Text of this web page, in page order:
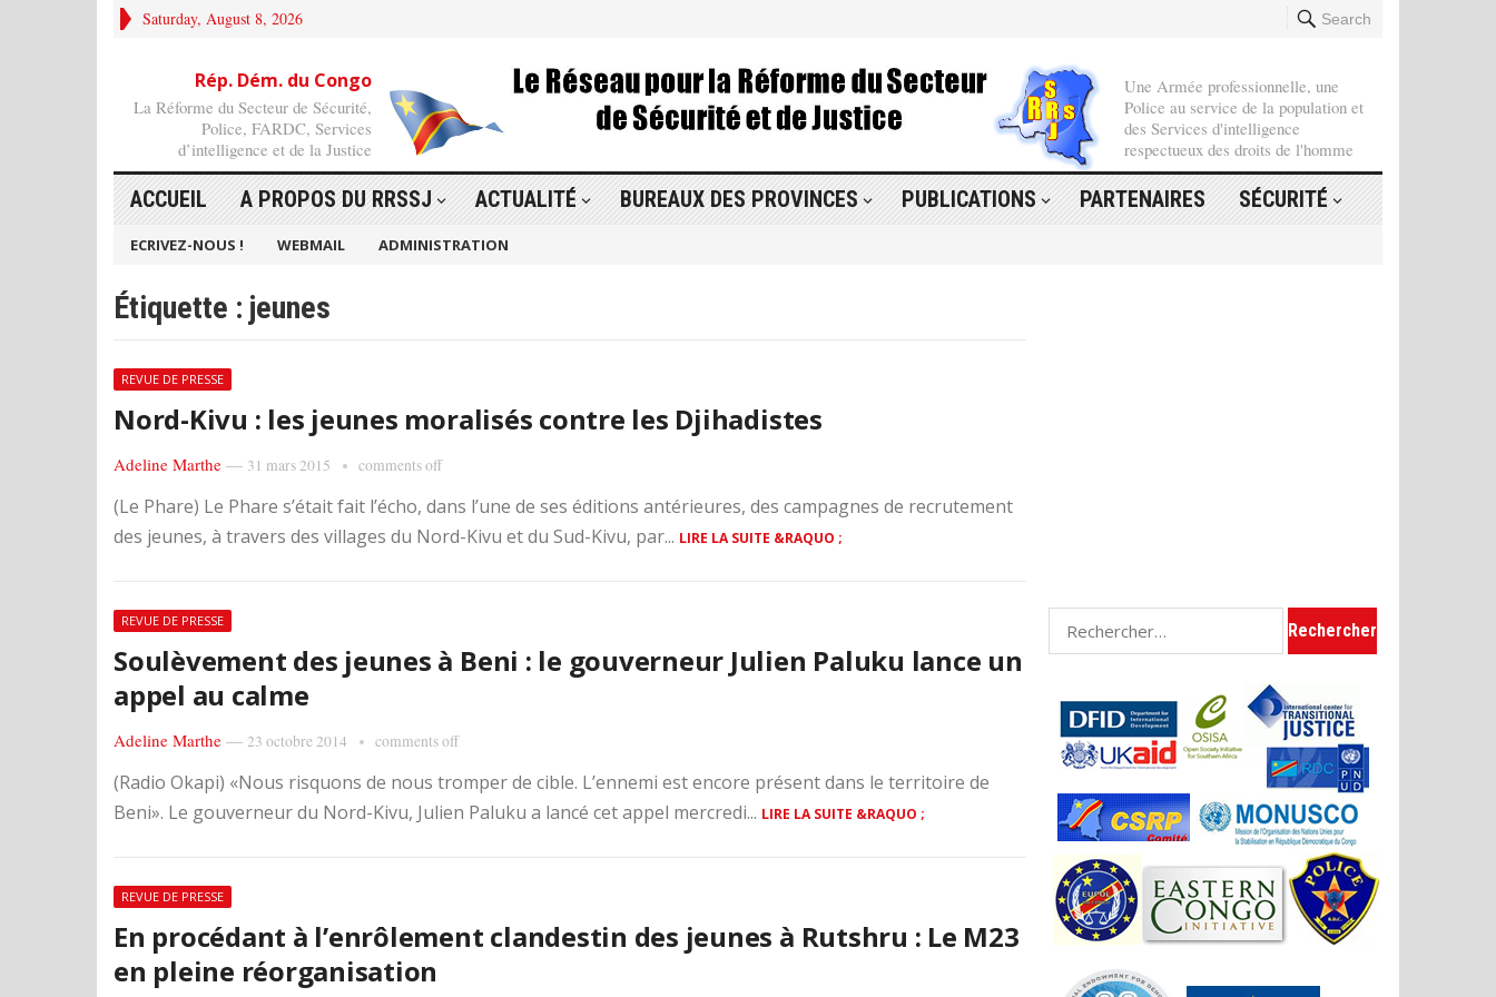
Saturday, August 8, 2026 Search
Rép. Dém. du Congo
La Réforme du Secteur de Sécurité,
Police, FARDC, Services
d’intelligence et de la Justice
Une Armée professionnelle, une
Police au service de la population et
des Services d'intelligence
respectueux des droits de l'homme
ACCUEIL A PROPOS DU RRSSJ ACTUALITÉ BUREAUX DES PROVINCES PUBLICATIONS PARTENAIRES SÉCURITÉ
ECRIVEZ-NOUS ! WEBMAIL ADMINISTRATION
Étiquette : jeunes
REVUE DE PRESSE
Nord-Kivu : les jeunes moralisés contre les Djihadistes
Adeline Marthe — 31 mars 2015 comments off
(Le Phare) Le Phare s’était fait l’écho, dans l’une de ses éditions antérieures, des campagnes de recrutement
des jeunes, à travers des villages du Nord-Kivu et du Sud-Kivu, par... LIRE LA SUITE &RAQUO ;
REVUE DE PRESSE
Soulèvement des jeunes à Beni : le gouverneur Julien Paluku lance un
appel au calme
Adeline Marthe — 23 octobre 2014 comments off
(Radio Okapi) «Nous risquons de nous tromper de cible. L’ennemi est encore présent dans le territoire de
Beni». Le gouverneur du Nord-Kivu, Julien Paluku a lancé cet appel mercredi... LIRE LA SUITE &RAQUO ;
REVUE DE PRESSE
En procédant à l’enrôlement clandestin des jeunes à Rutshru : Le M23
en pleine réorganisation
Rechercher :